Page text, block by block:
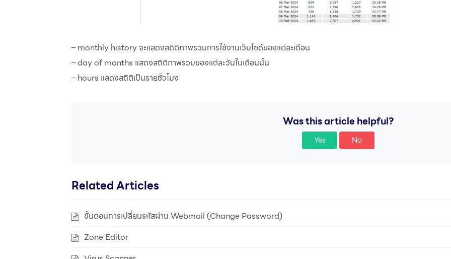
– monthly history จะแสดงสถิติภาพรวมการใช้งานเว็บไซด์ของแต่ละเดือน
– day of months แสดงสถิติภาพรวมของแต่ละวันในเดือนนั้น
– hours แสดงสถิติเป็นรายชั่วโมง
Was this article helpful?
Yes No
Related Articles
ขั้นตอนการเปลี่ยนรหัสผ่าน Webmail (Change Password)
Zone Editor